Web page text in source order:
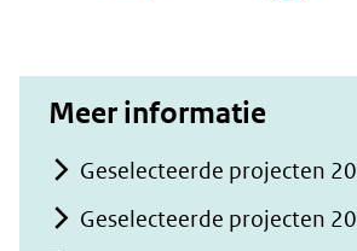
Meer informatie
Geselecteerde projecten
Geselecteerde projecten